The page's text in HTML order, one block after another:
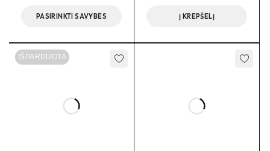
Ar galima krauti ir važiuoti tuo pačiu metu?
Kodėl nėra P− gnybto?
– taip supaprastinama instaliacija.
PASIRINKTI SAVYBES Į KREPŠELĮ
IŠPARDUOTA